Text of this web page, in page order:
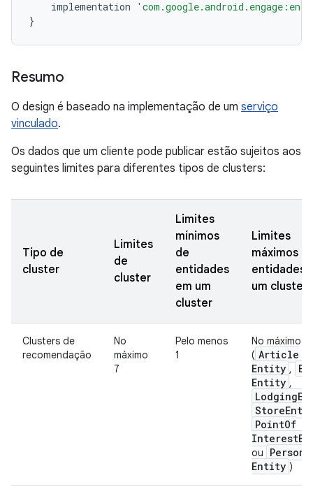
implementation
}
Resumo
O design é baseado na implementação de um serviço
vinculado.
Os dados que um cliente pode publicar estão sujeitos aos
seguintes limites para diferentes tipos de clusters:
Tipo de
cluster
Limites
de
cluster
Limites
mínimos
de
entidades
em um
cluster
Limites
máximos
entidades
um cluster
Clusters de
recomendação
No
máximo
7
Pelo menos
1
No máximo
( Article
Entity ,
Entity ,
Lodging
Store
PointOf
Interest
ou
Person
Entity )